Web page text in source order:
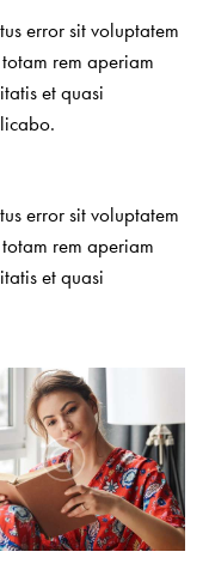
error sit voluptatem
rem aperiam
et quasi
error sit voluptatem
rem aperiam
et quasi